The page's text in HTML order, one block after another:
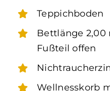
Teppichboden
Bettlänge 2,00
Fußteil offen
Wellnesskorb